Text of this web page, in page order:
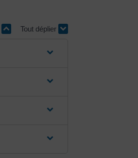
Tout déplier